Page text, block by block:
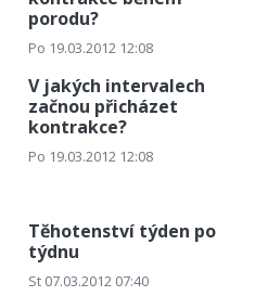
porodu?
Po 19.03.2012 12:08
V jakých intervalech
začnou přicházet
kontrakce?
Po 19.03.2012 12:08
Těhotenství týden po
týdnu
St 07.03.2012 07:40